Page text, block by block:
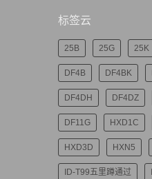
标签云
25B 25G 25K
DF4B DF4BK
DF4DH DF4DZ
DF11G HXD1C
HXD3D HXN5
ID-T99五里蹲通过